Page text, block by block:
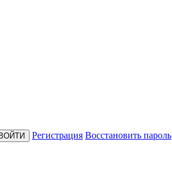
Регистрация Восстановить пароль